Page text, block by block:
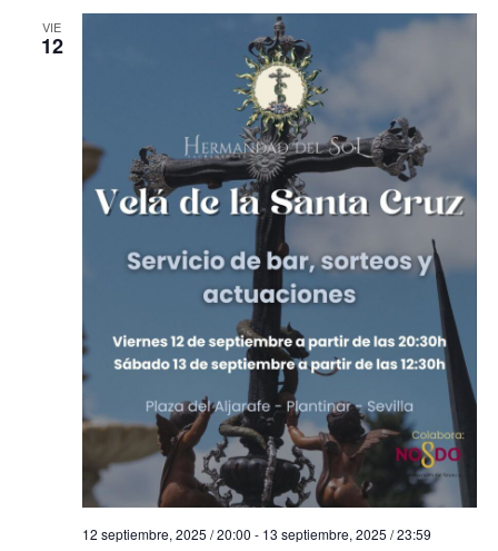
VIE
12
12 septiembre, 2025 / 20:00 - 13 septiembre, 2025 / 23:59